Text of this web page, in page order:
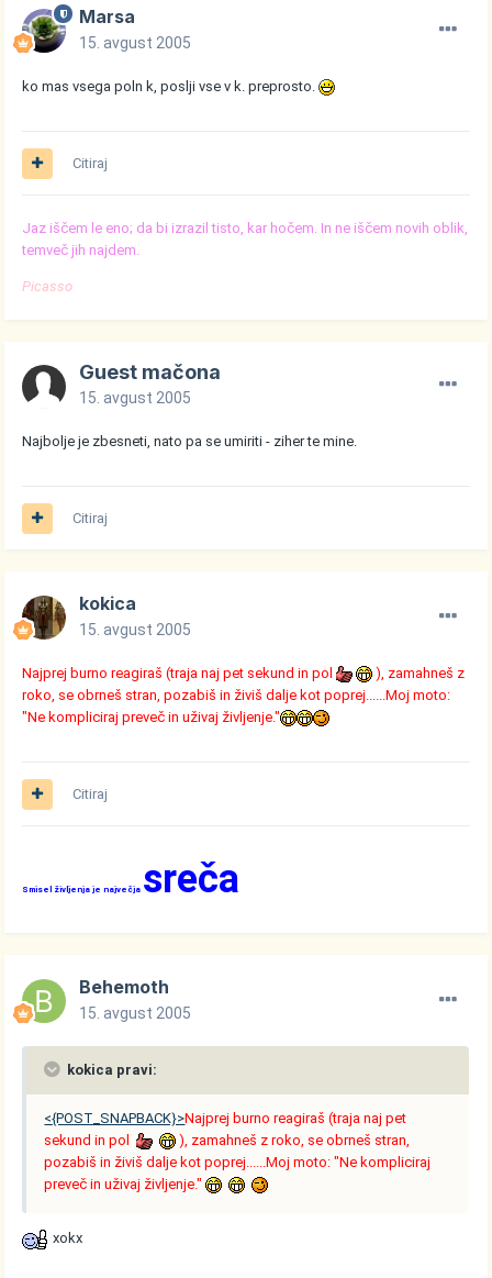
Marsa
15. avgust 2005
ko mas vsega poln k, poslji vse v k. preprosto.
Citiraj
Jaz iščem le eno; da bi izrazil tisto, kar hočem. In ne iščem novih oblik,
temveč jih najdem.
Picasso
Guest mačona
15. avgust 2005
Najbolje je zbesneti, nato pa se umiriti - ziher te mine.
Citiraj
kokica
15. avgust 2005
Najprej burno reagiraš (traja naj pet sekund in pol
), zamahneš z
roko, se obrneš stran, pozabiš in živiš dalje kot poprej......Moj moto:
"Ne kompliciraj preveč in uživaj življenje."
Citiraj
Smisel življenja je največja sreča
Behemoth
15. avgust 2005
kokica pravi:
<{POST_SNAPBACK}>Najprej burno reagiraš (traja naj pet
sekund in pol
), zamahneš z roko, se obrneš stran,
pozabiš in živiš dalje kot poprej......Moj moto: "Ne kompliciraj
preveč in uživaj življenje."
xokx